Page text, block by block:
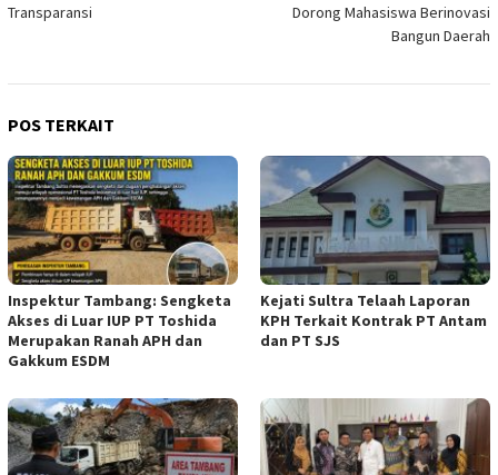
Transparansi
Dorong Mahasiswa Berinovasi
Bangun Daerah
POS TERKAIT
Inspektur Tambang: Sengketa
Akses di Luar IUP PT Toshida
Merupakan Ranah APH dan
Gakkum ESDM
Kejati Sultra Telaah Laporan
KPH Terkait Kontrak PT Antam
dan PT SJS